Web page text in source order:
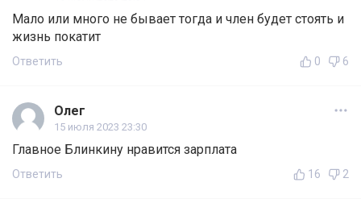
Мало или много не бывает тогда и член будет стоять и
жизнь покатит
Ответить 0 6
Олег
15 июля 2023 23:30
Главное Блинкину нравится зарплата
Ответить 16 2